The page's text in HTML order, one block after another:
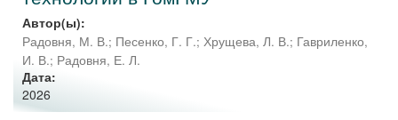
Автор(ы):
Радовня, М. В.; Песенко, Г. Г.; Хрущева, Л. В.; Гавриленко,
И. В.; Радовня, Е. Л.
Дата:
2026